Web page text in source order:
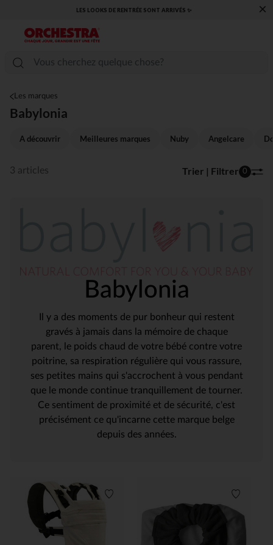
LES LOOKS DE RENTRÉE SONT ARRIVÉS ✨ ×
Les marques
Babylonia
A découvrir Meilleures marques Nuby Angelcare
3 articles Trier | Filtrer 0
Babylonia
Il y a des moments de pur bonheur qui restent
gravés à jamais dans la mémoire de chaque
parent, le poids chaud de votre bébé contre votre
poitrine, sa respiration régulière qui vous rassure,
ses petites mains qui s'accrochent à vous pendant
que le monde continue tranquillement de tourner.
Ce sentiment de proximité et de sécurité, c'est
précisément ce qu'incarne cette marque belge
depuis des années.
Liste de souhaits